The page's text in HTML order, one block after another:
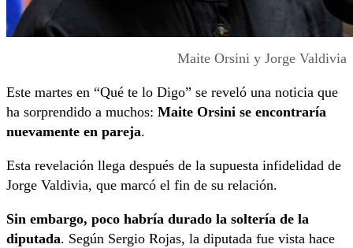
Maite Orsini y Jorge Valdivia
Este martes en “Qué te lo Digo” se reveló una noticia que
ha sorprendido a muchos: Maite Orsini se encontraría
nuevamente en pareja.
Esta revelación llega después de la supuesta infidelidad de
Jorge Valdivia, que marcó el fin de su relación.
Sin embargo, poco habría durado la soltería de la
diputada. Según Sergio Rojas, la diputada fue vista hace